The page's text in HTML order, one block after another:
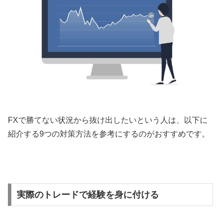
FXで勝てない状況から抜け出したいという人は、以下に
紹介する9つの対策方法を参考にするのがおすすめです。
実際のトレードで経験を身に付ける